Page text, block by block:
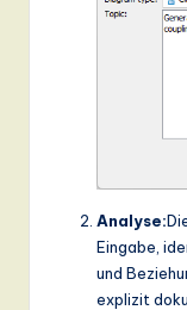
Analyse:
Eingabe,
und
explizit